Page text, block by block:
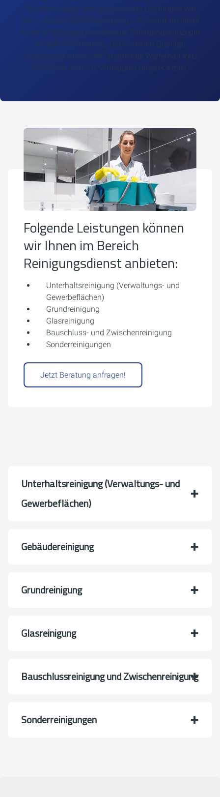
Grundreinigung oder spezialisierte Leistungen wie
Glas- und Bauschlussreinigung – Ruhstrat fm bietet
Ihnen in Göttingen passgenaue Reinigungskonzepte
für jede Anforderung. Dabei stehen Qualität,
Zuverlässigkeit und der langfristige Werterhalt Ihrer
Immobilie stets im Mittelpunkt unserer Arbeit.
Folgende Leistungen können
wir Ihnen im Bereich
Reinigungsdienst anbieten:
Unterhaltsreinigung (Verwaltungs- und
Gewerbeflächen)
Grundreinigung
Glasreinigung
Bauschluss- und Zwischenreinigung
Sonderreinigungen
Jetzt Beratung anfragen!
Unterhaltsreinigung (Verwaltungs- und
Gewerbeflächen)
Gebäudereinigung
Grundreinigung
Glasreinigung
Bauschlussreinigung und Zwischenreinigung
Sonderreinigungen